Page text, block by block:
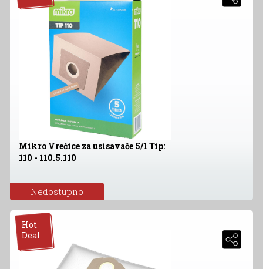
Mikro Vrećice za usisavače 5/1 Tip:
110 - 110.5.110
Nedostupno
Hot
Deal